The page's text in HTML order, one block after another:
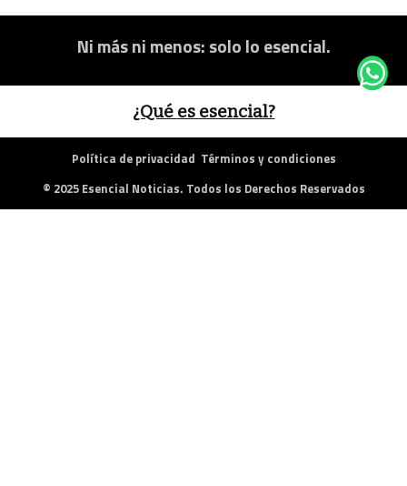
Ni más ni menos: solo lo esencial.
¿Qué es esencial?
Política de privacidad Términos y condiciones
© 2025 Esencial Noticias. Todos los Derechos Reservados